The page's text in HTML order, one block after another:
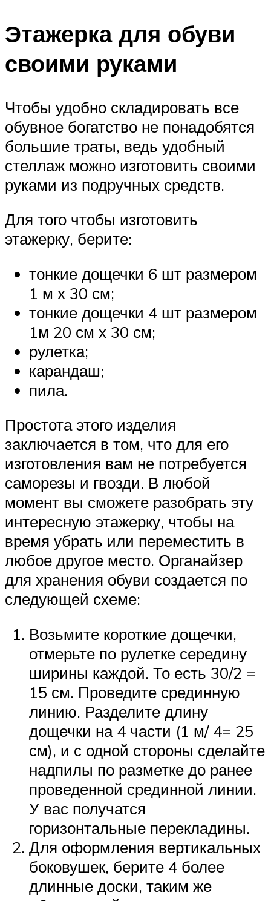
Этажерка для обуви
своими руками
Чтобы удобно складировать все
обувное богатство не понадобятся
большие траты, ведь удобный
стеллаж можно изготовить своими
руками из подручных средств.
Для того чтобы изготовить
этажерку, берите:
тонкие дощечки 6 шт размером
1 м х 30 см;
тонкие дощечки 4 шт размером
1м 20 см х 30 см;
рулетка;
карандаш;
пила.
Простота этого изделия
заключается в том, что для его
изготовления вам не потребуется
саморезы и гвозди. В любой
момент вы сможете разобрать эту
интересную этажерку, чтобы на
время убрать или переместить в
любое другое место. Органайзер
для хранения обуви создается по
следующей схеме:
Возьмите короткие дощечки,
отмерьте по рулетке середину
ширины каждой. То есть 30/2 =
15 см. Проведите срединную
линию. Разделите длину
дощечки на 4 части (1 м/ 4= 25
см), и с одной стороны сделайте
надпилы по разметке до ранее
проведенной срединной линии.
У вас получатся
горизонтальные перекладины.
Для оформления вертикальных
боковушек, берите 4 более
длинные доски, таким же